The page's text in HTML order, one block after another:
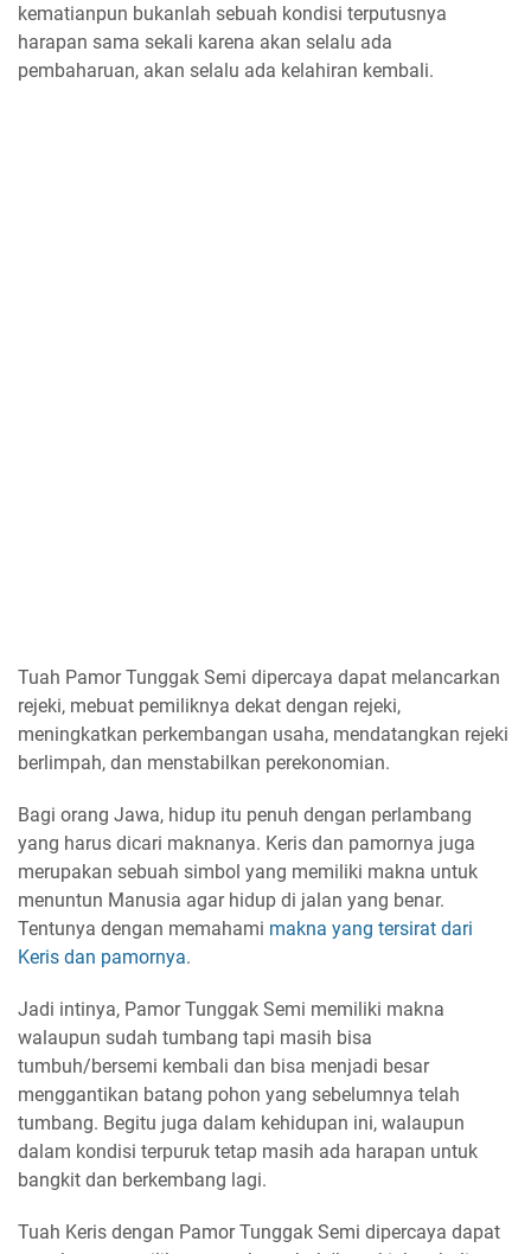
kematianpun bukanlah sebuah kondisi terputusnya
harapan sama sekali karena akan selalu ada
pembaharuan, akan selalu ada kelahiran kembali.
Tuah Pamor Tunggak Semi dipercaya dapat melancarkan
rejeki, mebuat pemiliknya dekat dengan rejeki,
meningkatkan perkembangan usaha, mendatangkan rejeki
berlimpah, dan menstabilkan perekonomian.
Bagi orang Jawa, hidup itu penuh dengan perlambang
yang harus dicari maknanya. Keris dan pamornya juga
merupakan sebuah simbol yang memiliki makna untuk
menuntun Manusia agar hidup di jalan yang benar.
Tentunya dengan memahami makna yang tersirat dari
Keris dan pamornya.
Jadi intinya, Pamor Tunggak Semi memiliki makna
walaupun sudah tumbang tapi masih bisa
tumbuh/bersemi kembali dan bisa menjadi besar
menggantikan batang pohon yang sebelumnya telah
tumbang. Begitu juga dalam kehidupan ini, walaupun
dalam kondisi terpuruk tetap masih ada harapan untuk
bangkit dan berkembang lagi.
Tuah Keris dengan Pamor Tunggak Semi dipercaya dapat